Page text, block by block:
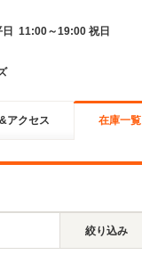
11:00～19:00 祝日
アクセス 在庫一覧
絞り込み